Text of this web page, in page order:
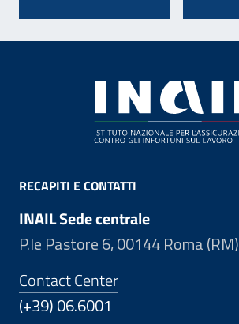
RECAPITI E CONTATTI
INAIL Sede centrale
P.le Pastore 6, 00144 Roma (RM)
Contact Center
(+39) 06.6001